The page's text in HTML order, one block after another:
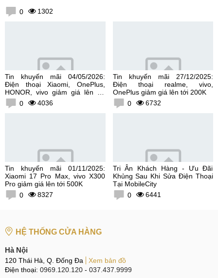
0 1302
Tin khuyến mãi 04/05/2026:
Điện thoại Xiaomi, OnePlus,
HONOR, vivo giảm giá lên tới
300K0 4036
Tin khuyến mãi 27/12/2025:
Điện thoại realme, vivo,
OnePlus giảm giá lên tới 200K
0
6732
Tin khuyến mãi 01/11/2025:
Xiaomi 17 Pro Max, vivo X300
Pro giảm giá lên tới 500K
0
8327
Tri Ân Khách Hàng - Ưu Đãi
Khủng Sau Khi Sửa Điện Thoại
Tại MobileCity
0
6441
HỆ THỐNG CỬA HÀNG
Hà Nội
120 Thái Hà, Q. Đống Đa
Xem bản đồ
Điện thoại: 0969.120.120 - 037.437.9999